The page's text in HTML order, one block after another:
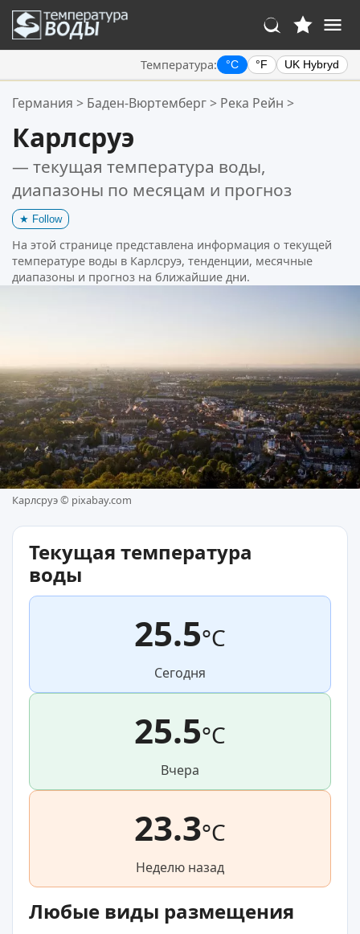
Температура: °C °F UK Hybryd
Ваше избранное:
Германия > Баден-Вюртемберг> Река Рейн >
Карлсруэ
— текущая температура воды,
диапазоны по месяцам и прогноз
★ Follow
На этой странице представлена информация о текущей
температуре воды в Карлсруэ, тенденции, месячные
диапазоны и прогноз на ближайшие дни.
Карлсруэ © pixabay.com
Текущая температура
воды
25.5°C
Сегодня
25.5°C
Вчера
23.3°C
Неделю назад
Любые виды размещения